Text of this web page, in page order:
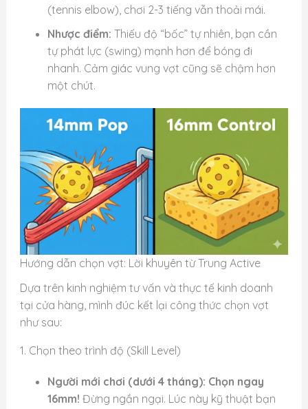
(tennis elbow), chơi 2-3 tiếng vẫn thoải mái.
Nhược điểm: Thiếu độ “bốc” tự nhiên, bạn cần
tự phát lực (swing) mạnh hơn để bóng đi
nhanh. Cảm giác vung vợt cũng sẽ chậm hơn
một chút.
Hướng dẫn chọn vợt: Lời khuyên từ Trung Active
Dựa trên kinh nghiệm tư vấn và thực tế kinh doanh
tại cửa hàng, mình đúc kết lại công thức chọn vợt
như sau:
1. Chọn theo trình độ (Skill Level)
Người mới chơi (dưới 4 tháng): Chọn ngay
16mm! Đừng ngần ngại. Lúc này kỹ thuật bạn